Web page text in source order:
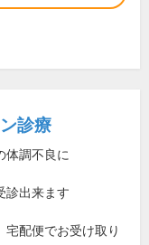
診療
体調不良に
診出来ます
宅配便でお受け取り